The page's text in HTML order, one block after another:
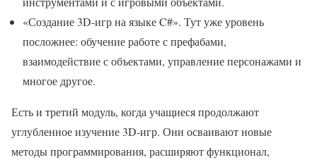
«Создание 3D-игр на языке C#». Тут уже уровень
посложнее: обучение работе с префабами,
взаимодействие с объектами, управление персонажами и
многое другое.
Есть и третий модуль, когда учащиеся продолжают
углубленное изучение 3D-игр. Они осваивают новые
методы программирования, расширяют функционал,